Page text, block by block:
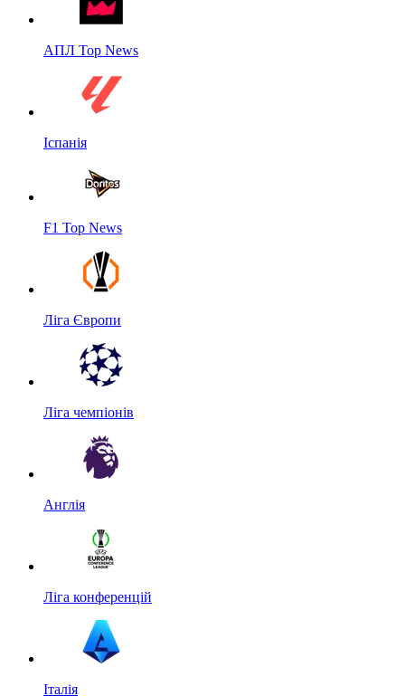
АПЛ Top News
Іспанія
F1 Top News
Ліга Європи
Ліга чемпіонів
Англія
Ліга конференцій
Італія